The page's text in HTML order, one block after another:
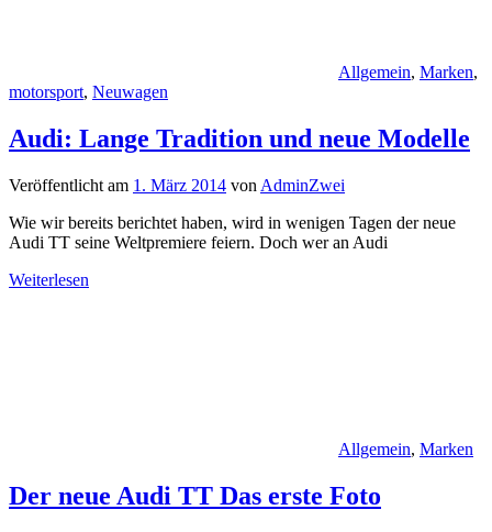
Allgemein, Marken,
motorsport, Neuwagen
Audi: Lange Tradition und neue Modelle
Veröffentlicht am 1. März 2014 von AdminZwei
Wie wir bereits berichtet haben, wird in wenigen Tagen der neue
Audi TT seine Weltpremiere feiern. Doch wer an Audi
Weiterlesen
Allgemein, Marken
Der neue Audi TT Das erste Foto